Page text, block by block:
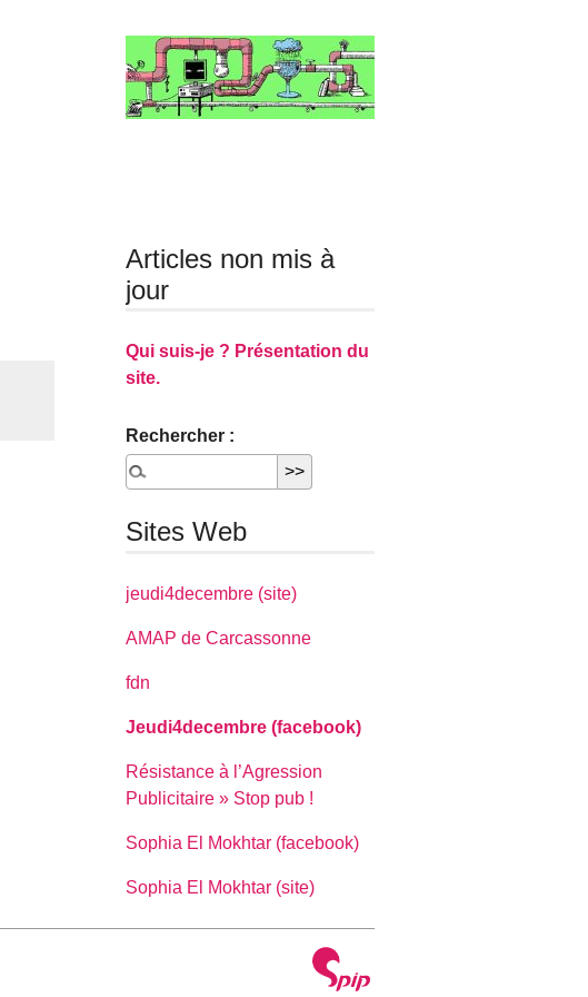
Articles non mis à
jour
Qui suis-je ? Présentation du
site.
Rechercher :
Sites Web
jeudi4decembre (site)
AMAP de Carcassonne
fdn
Jeudi4decembre (facebook)
Résistance à l’Agression
Publicitaire » Stop pub !
Sophia El Mokhtar (facebook)
Sophia El Mokhtar (site)